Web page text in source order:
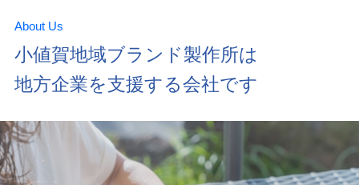
About Us
小値賀地域ブランド製作所は
地方企業を支援する会社です